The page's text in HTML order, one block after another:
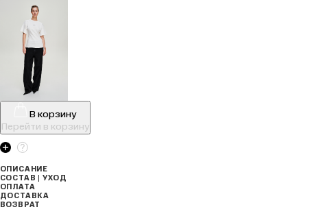
В корзину
Перейти в корзину
ОПИСАНИЕ
СОСТАВ | УХОД
ОПЛАТА
ДОСТАВКА
ВОЗВРАТ